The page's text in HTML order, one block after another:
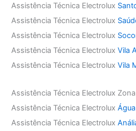
Assistência Técnica Electrolux
Assistência Técnica Electrolux
Assistência Técnica Electrolux
Assistência Técnica ElectroluxVila
Assistência Técnica ElectroluxVila
Assistência Técnica Electrolux
Assistência Técnica Electrolux
Assistência Técnica Electrolux